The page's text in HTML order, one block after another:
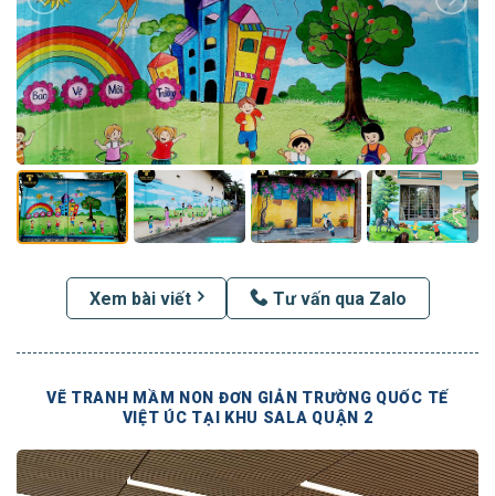
Xem bài viết Tư vấn qua Zalo
VẼ TRANH MẦM NON ĐƠN GIẢN TRƯỜNG QUỐC TẾ
VIỆT ÚC TẠI KHU SALA QUẬN 2